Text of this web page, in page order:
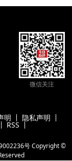
微信关注
明 隐私声明
RSS
号Copyright ©